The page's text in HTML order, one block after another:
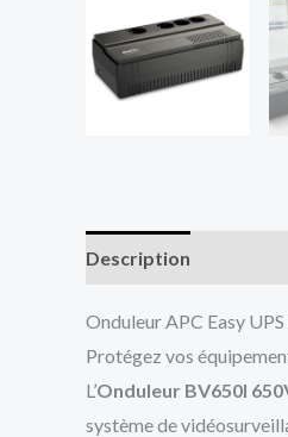
Description
Onduleur APC Easy
Protégez vos
L’Onduleur BV650I
système de